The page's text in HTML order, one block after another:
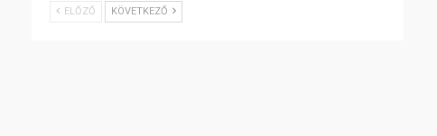
ELŐZŐ KÖVETKEZŐ